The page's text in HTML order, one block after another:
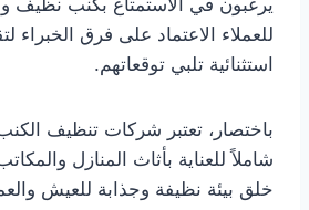
للعملاء الاعتماد على فرق
استثنائية تلبي توقعاتهم.
باختصار، تعتبر شركات تنظيف
شاملاً للعناية بأثاث المنازل
خلق بيئة نظيفة وجذابة للعيش